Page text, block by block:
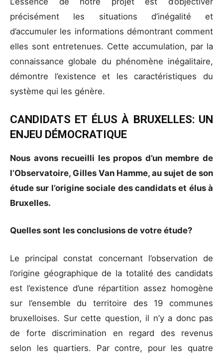
précisément les situations d’inégalité et
d’accumuler les informations démontrant comment
elles sont entretenues. Cette accumulation, par la
connaissance globale du phénomène inégalitaire,
démontre l’existence et les caractéristiques du
système qui les génère.
CANDIDATS ET ÉLUS À BRUXELLES: UN
ENJEU DÉMOCRATIQUE
Nous avons recueilli les propos d’un membre de
l’Observatoire, Gilles Van Hamme, au sujet de son
étude sur l’origine sociale des candidats et élus à
Bruxelles.
Quelles sont les conclusions de votre étude?
Le principal constat concernant l’observation de
l’origine géographique de la totalité des candidats
est l’existence d’une répartition assez homogène
sur l’ensemble du territoire des 19 communes
bruxelloises. Sur cette question, il n’y a donc pas
de forte discrimination en regard des revenus
selon les quartiers. Par contre, pour les quatre